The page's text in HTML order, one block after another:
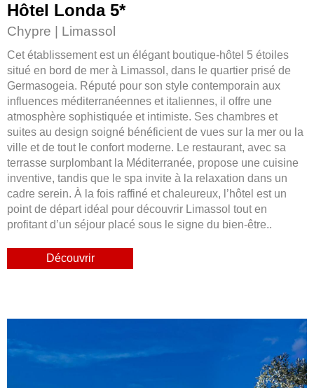
Hôtel Londa 5*
Chypre | Limassol
Cet établissement est un élégant boutique-hôtel 5 étoiles
situé en bord de mer à Limassol, dans le quartier prisé de
Germasogeia. Réputé pour son style contemporain aux
influences méditerranéennes et italiennes, il offre une
atmosphère sophistiquée et intimiste. Ses chambres et
suites au design soigné bénéficient de vues sur la mer ou la
ville et de tout le confort moderne. Le restaurant, avec sa
terrasse surplombant la Méditerranée, propose une cuisine
inventive, tandis que le spa invite à la relaxation dans un
cadre serein. À la fois raffiné et chaleureux, l’hôtel est un
point de départ idéal pour découvrir Limassol tout en
profitant d’un séjour placé sous le signe du bien-être..